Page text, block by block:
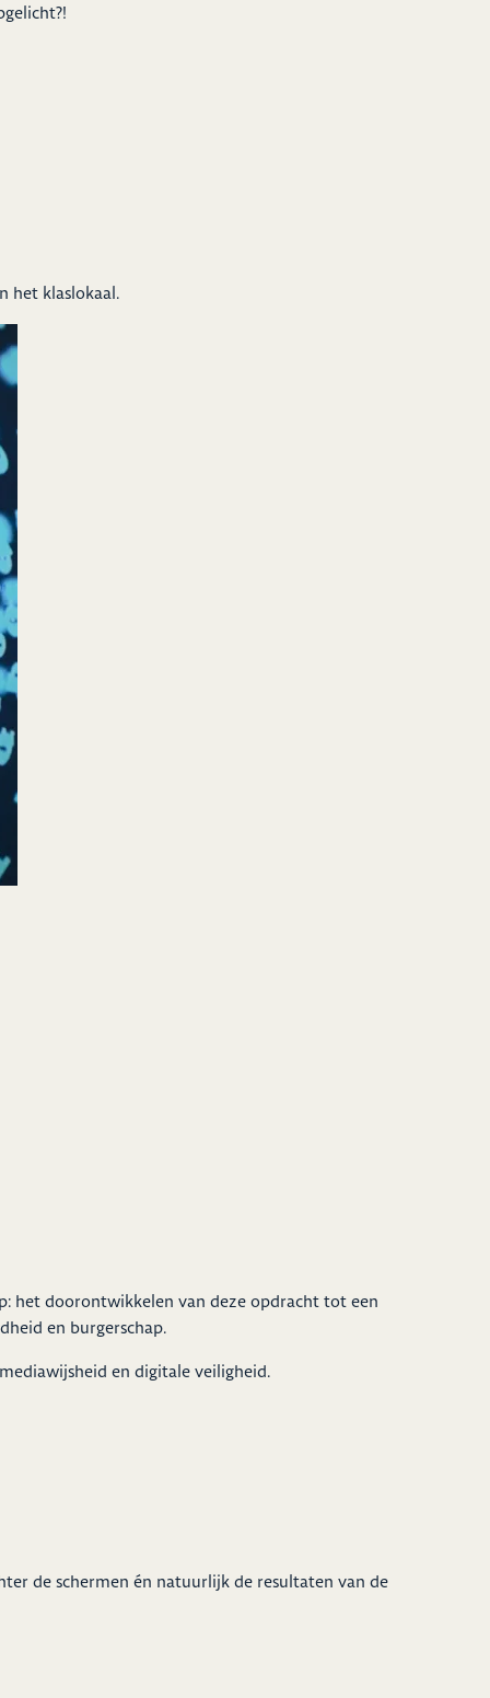
het klaslokaal.
het doorontwikkelen van deze opdracht tot een
en burgerschap.
en digitale veiligheid.
de schermen én natuurlijk de resultaten van de